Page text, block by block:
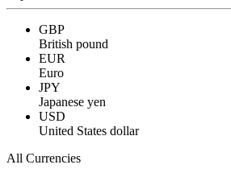
GBP
British pound
EUR
Euro
JPY
Japanese yen
USD
United States dollar
All Currencies